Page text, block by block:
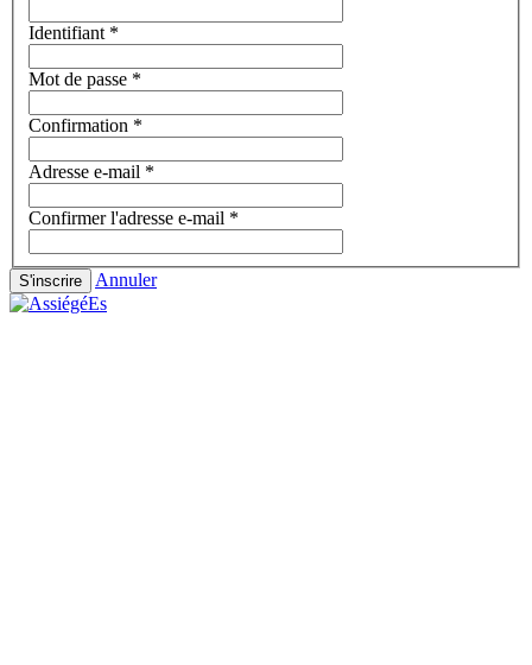
Identifiant *
Mot de passe *
Confirmation *
Adresse e-mail *
Confirmer l'adresse e-mail *
S'inscrire Annuler